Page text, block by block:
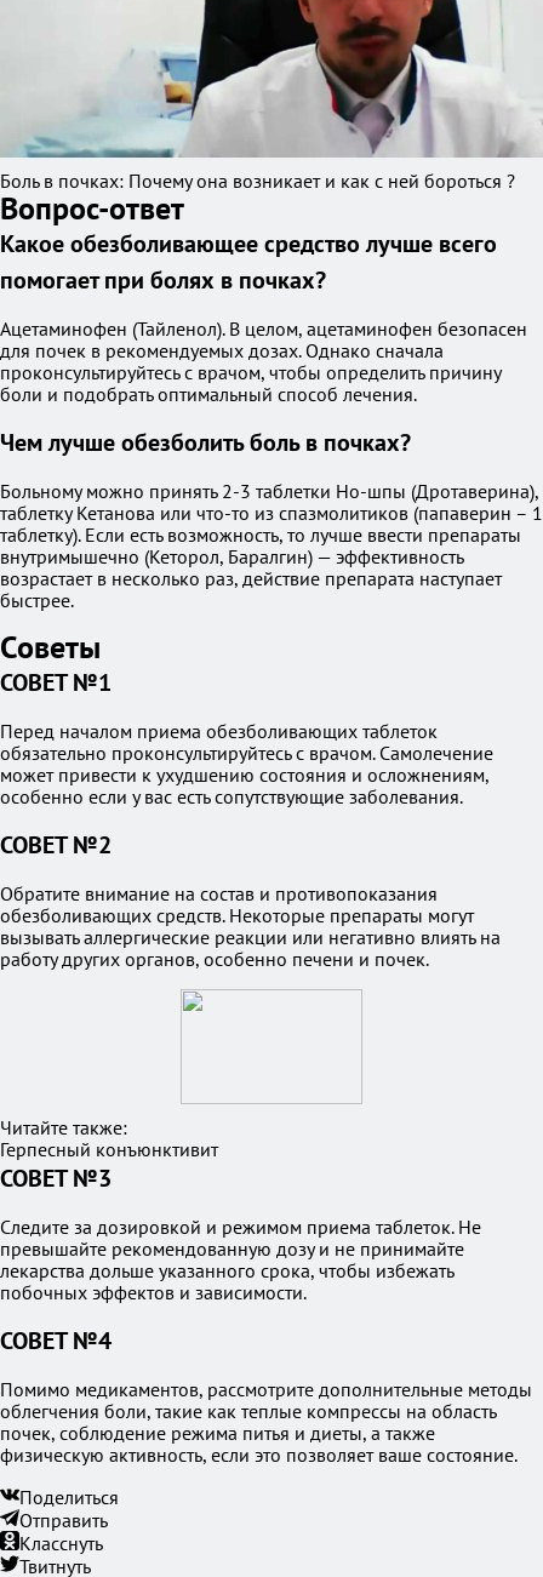
Боль в почках: Почему она возникает и как с ней бороться ?
Вопрос-ответ
Какое обезболивающее средство лучше всего
помогает при болях в почках?
Ацетаминофен (Тайленол). В целом, ацетаминофен безопасен
для почек в рекомендуемых дозах. Однако сначала
проконсультируйтесь с врачом, чтобы определить причину
боли и подобрать оптимальный способ лечения.
Чем лучше обезболить боль в почках?
Больному можно принять 2-3 таблетки Но-шпы (Дротаверина),
таблетку Кетанова или что-то из спазмолитиков (папаверин – 1
таблетку). Если есть возможность, то лучше ввести препараты
внутримышечно (Кеторол, Баралгин) — эффективность
возрастает в несколько раз, действие препарата наступает
быстрее.
Советы
СОВЕТ №1
Перед началом приема обезболивающих таблеток
обязательно проконсультируйтесь с врачом. Самолечение
может привести к ухудшению состояния и осложнениям,
особенно если у вас есть сопутствующие заболевания.
СОВЕТ №2
Обратите внимание на состав и противопоказания
обезболивающих средств. Некоторые препараты могут
вызывать аллергические реакции или негативно влиять на
работу других органов, особенно печени и почек.
Читайте также:
Герпесный конъюнктивит
СОВЕТ №3
Следите за дозировкой и режимом приема таблеток. Не
превышайте рекомендованную дозу и не принимайте
лекарства дольше указанного срока, чтобы избежать
побочных эффектов и зависимости.
СОВЕТ №4
Помимо медикаментов, рассмотрите дополнительные методы
облегчения боли, такие как теплые компрессы на область
почек, соблюдение режима питья и диеты, а также
физическую активность, если это позволяет ваше состояние.
Поделиться
Отправить
Класснуть
Твитнуть